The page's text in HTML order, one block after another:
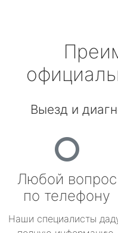
Выезд и
Любой вопрос
по телефону
Наши специалисты